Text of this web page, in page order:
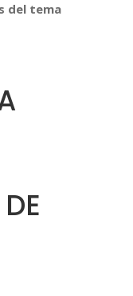
del tema